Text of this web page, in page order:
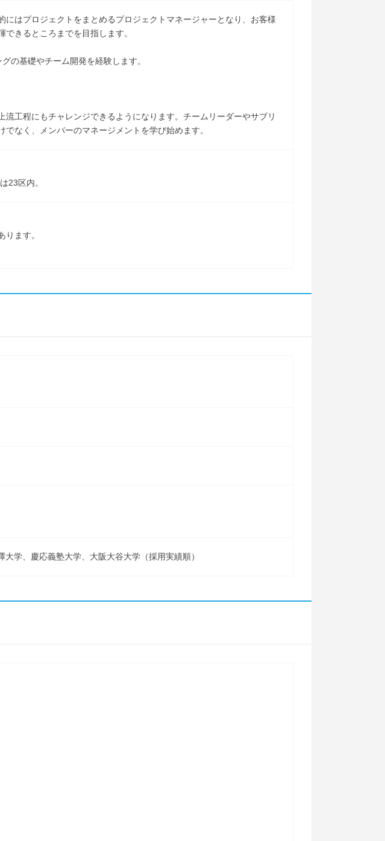
はプロジェクトをまとめるプロジェクトマネージャーとなり、お客様
きるところまでを目指します。
の基礎やチーム開発を経験します。
工程にもチャレンジできるようになります。チームリーダーやサブリ
なく、メンバーのマネージメントを学び始めます。
23区内。
ます。
学、慶応義塾大学、大阪大谷大学（採用実績順）